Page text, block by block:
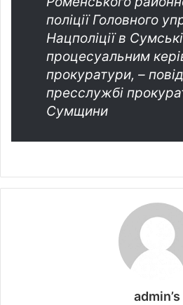
поліції Головного
Нацполіції в
процесуальним
прокуратури, –
пресслужбі
Сумщини
admin’s